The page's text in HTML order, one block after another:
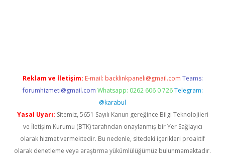
Reklam ve İletişim: E-mail: backlinkpaneli@gmail.com Teams:
forumhizmeti@gmail.com Whatsapp: 0262 606 0 726 Telegram:
@karabul
Yasal Uyarı: Sitemiz, 5651 Sayılı Kanun gereğince Bilgi Teknolojileri
ve İletişim Kurumu (BTK) tarafından onaylanmış bir Yer Sağlayıcı
olarak hizmet vermektedir. Bu nedenle, sitedeki içerikleri proaktif
olarak denetleme veya araştırma yükümlülüğümüz bulunmamaktadır.